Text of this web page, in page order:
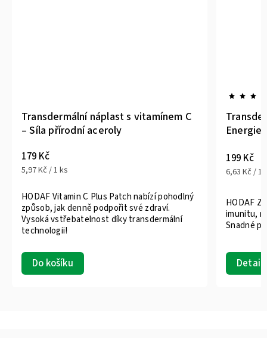
Transdermální náplast s vitamínem C
– Síla přírodní aceroly
179 Kč
5,97 Kč / 1 ks
Do košíku
HODAF Vitamin C Plus Patch nabízí pohodlný
způsob, jak denně podpořit své zdraví.
Vysoká vstřebatelnost díky transdermální
technologii!
Energie
199 Kč
6,63 Kč / 1
Detail
HODAF
imunitu,
Snadné